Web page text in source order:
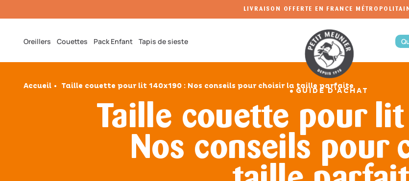
Au
LIVRAISON OFFERTE EN FRANCE
Oreillers Couettes Pack Enfant Tapis de sieste
Accueil Taille couette pour lit 140x190 : Nos conseils pour choisir la taille parfaite
GUIDE D'ACHAT
Taille couette pour
Nos conseils pour